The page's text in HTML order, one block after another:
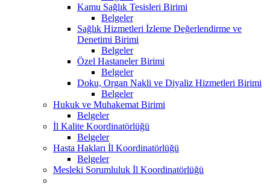
Kamu Sağlık Tesisleri Birimi
Belgeler
Sağlık Hizmetleri İzleme Değerlendirme ve
Denetimi Birimi
Belgeler
Özel Hastaneler Birimi
Belgeler
Doku, Organ Nakli ve Diyaliz Hizmetleri Birimi
Belgeler
Hukuk ve Muhakemat Birimi
Belgeler
İl Kalite Koordinatörlüğü
Belgeler
Hasta Hakları İl Koordinatörlüğü
Belgeler
Mesleki Sorumluluk İl Koordinatörlüğü